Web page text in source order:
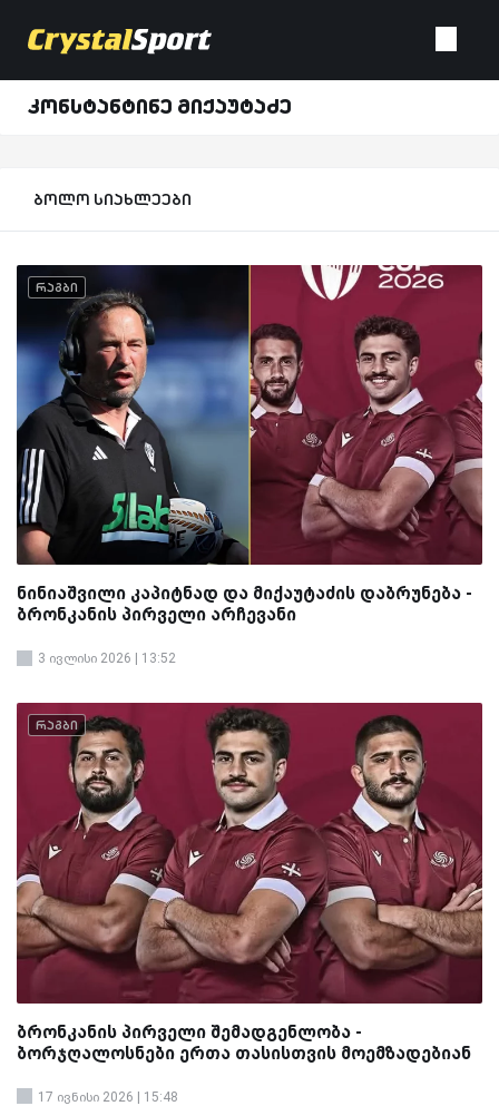
კონსტანტინე მიქაუტაძე
ბოლო სიახლეები
რაგბი
ნინიაშვილი კაპიტნად და მიქაუტაძის დაბრუნება -
ბრონკანის პირველი არჩევანი
3 ივლისი 2026 | 13:52
რაგბი
ბრონკანის პირველი შემადგენლობა -
ბორჯღალოსნები ერთა თასისთვის მოემზადებიან
17 ივნისი 2026 | 15:48